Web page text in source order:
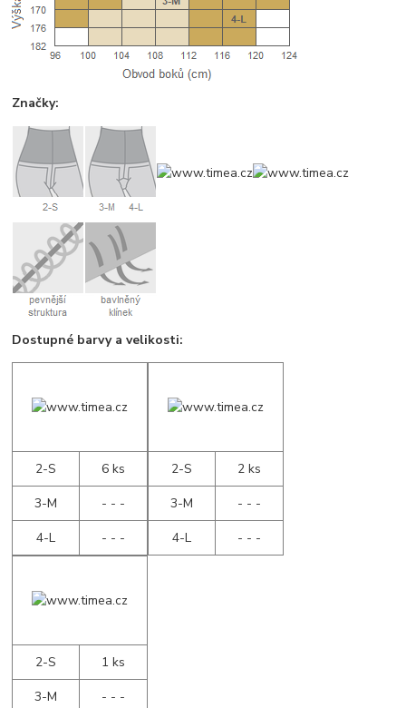
Značky:
Dostupné barvy a velikosti:
2-S
6 ks
3-M
- - -
4-L
- - -
2-S
2 ks
3-M
- - -
4-L
- - -
2-S
1 ks
3-M
- - -